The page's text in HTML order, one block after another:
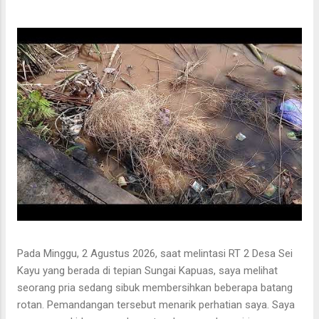
Pada Minggu, 2 Agustus 2026, saat melintasi RT 2 Desa Sei
Kayu yang berada di tepian Sungai Kapuas, saya melihat
seorang pria sedang sibuk membersihkan beberapa batang
rotan. Pemandangan tersebut menarik perhatian saya. Saya